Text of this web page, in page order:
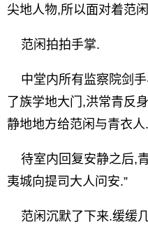
尖地人物,所以面对着范
范闲拍拍手掌.
中堂内所有监察院剑手
了族学地大门,洪常青反
静地地方给范闲与青衣人.
待室内回复安静之后,
夷城向提司大人问安.”
范闲沉默了下来.缓缓